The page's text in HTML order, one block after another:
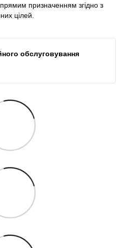
призначенням згідно з
цілей.
обслуговування